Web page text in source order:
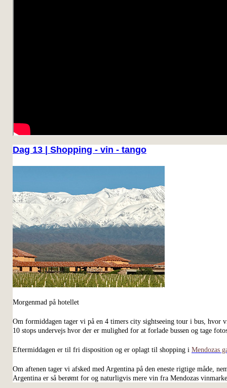
Dag 13 | Shopping - vin - tango
Morgenmad på hotellet
Om formiddagen tager vi på en 4 timers city sightseeing tour i bus, hvor
10 stops undervejs hvor der er mulighed for at forlade bussen og tage
Eftermiddagen er til fri disposition og er oplagt til shopping i Mendozas
Om aftenen tager vi afsked med Argentina på den eneste rigtige måde,
Argentina er så berømt for og naturligvis mere vin fra Mendozas